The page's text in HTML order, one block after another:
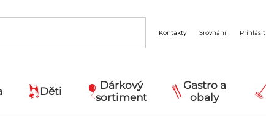
Kontakty Srovnání Přihlásit
Děti
Dárkový
sortiment
Gastro a
obaly